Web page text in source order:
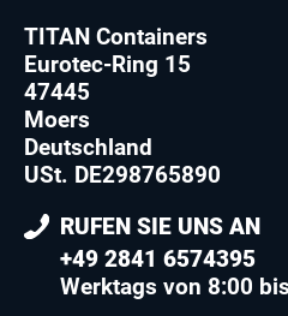
TITAN Containers
Eurotec-Ring 15
47445
Moers
Deutschland
USt. DE298765890
RUFEN SIE UNS AN
+49 2841 6574395
Werktags von 8:00